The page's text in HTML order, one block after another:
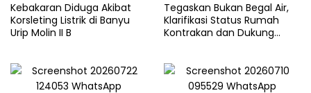
Kebakaran Diduga Akibat
Korsleting Listrik di Banyu
Urip Molin II B
Tegaskan Bukan Begal Air,
Klarifikasi Status Rumah
Kontrakan dan Dukung